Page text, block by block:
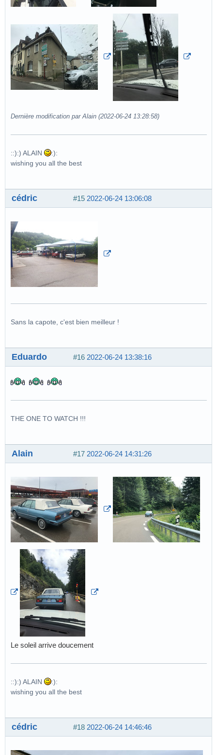
Dernière modification par Alain (2022-06-24 13:28:58)
::):) ALAIN
:):
wishing you all the best
#15 2022-06-24 13:06:08
cédric
Sans la capote, c'est bien meilleur !
#16 2022-06-24 13:38:16
Eduardo
THE ONE TO WATCH !!!
#17 2022-06-24 14:31:26
Alain
Le soleil arrive doucement
::):) ALAIN
:):
wishing you all the best
#18 2022-06-24 14:46:46
cédric